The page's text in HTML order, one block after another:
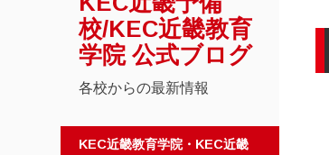
校/KEC近畿教育
学院 公式ブログ
各校からの最新情報
コンテンツへスキップ
KEC近畿教育学院・KEC近畿